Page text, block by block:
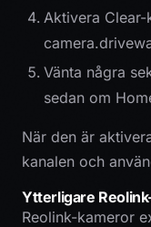
Aktivera
Vänta några
sedan om
När den är
kanalen och
Ytterligare
Reolink-kameror